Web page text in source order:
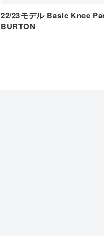
22/23モデル Basic Knee
BURTON